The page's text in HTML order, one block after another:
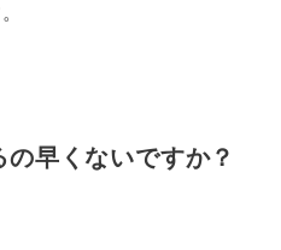
早くないですか？